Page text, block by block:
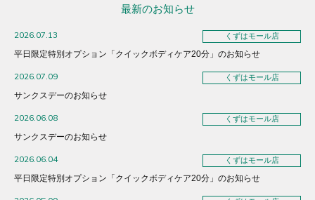
最新のお知らせ
2026.07.13 くずはモール店
平日限定特別オプション「クイックボディケア20分」のお知らせ
2026.07.09 くずはモール店
サンクスデーのお知らせ
2026.06.08 くずはモール店
サンクスデーのお知らせ
2026.06.04 くずはモール店
平日限定特別オプション「クイックボディケア20分」のお知らせ